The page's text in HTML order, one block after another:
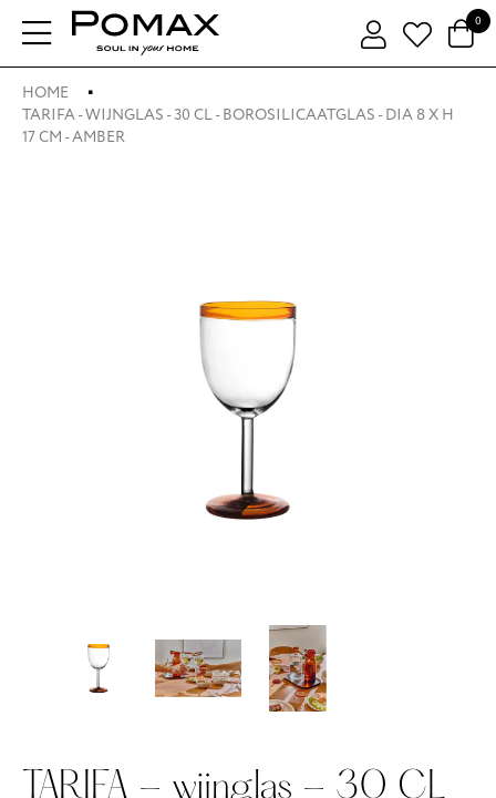
0
HOME
TARIFA - WIJNGLAS - 30 CL - BOROSILICAATGLAS - DIA 8 X H
17 CM - AMBER
TARIFA - wijnglas - 30 CL